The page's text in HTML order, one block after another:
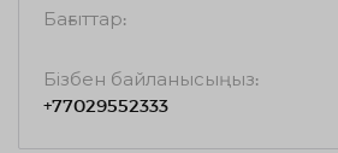
Бағыттар:
Бізбен байланысыңыз:
+77029552333